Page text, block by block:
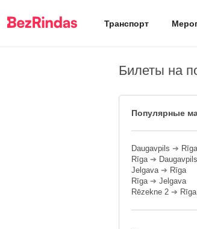
Транспорт
Билеты на
Популярные
Daugavpils ➔ Rīga
Rīga➔ Daugavpils
Jelgava➔ Rīga
Rīga➔ Jelgava
Rēzekne 2 ➔ Rīga